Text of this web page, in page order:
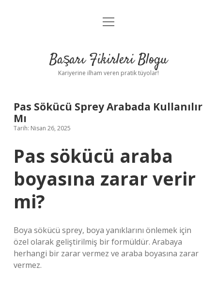
Anasayfa
Yasal Uyarı
menüyü
Başarı Fikirleri Blogu
Kariyerine ilham veren pratik tüyolar!
Pas Sökücü Sprey Arabada Kullanılır
Mı
Tarih: Nisan 26, 2025
Pas sökücü araba
boyasına zarar verir
mi?
Boya sökücü sprey, boya yanıklarını önlemek için
özel olarak geliştirilmiş bir formüldür. Arabaya
herhangi bir zarar vermez ve araba boyasına zarar
vermez.